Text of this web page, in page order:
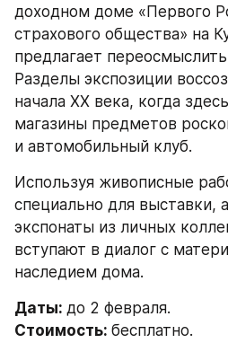
доходном доме «Первого
страхового общества» на
предлагает
Разделы экспозиции
начала XX века, когда
магазины предметов
и автомобильный клуб.
Используя живописные
специально для выставки,
экспонаты из личных
вступают в диалог с
наследием дома.
Даты: до 2 февраля.
Стоимость: бесплатно.